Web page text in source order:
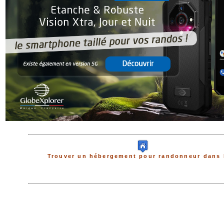
Trouver un hébergement pour randonneur dans